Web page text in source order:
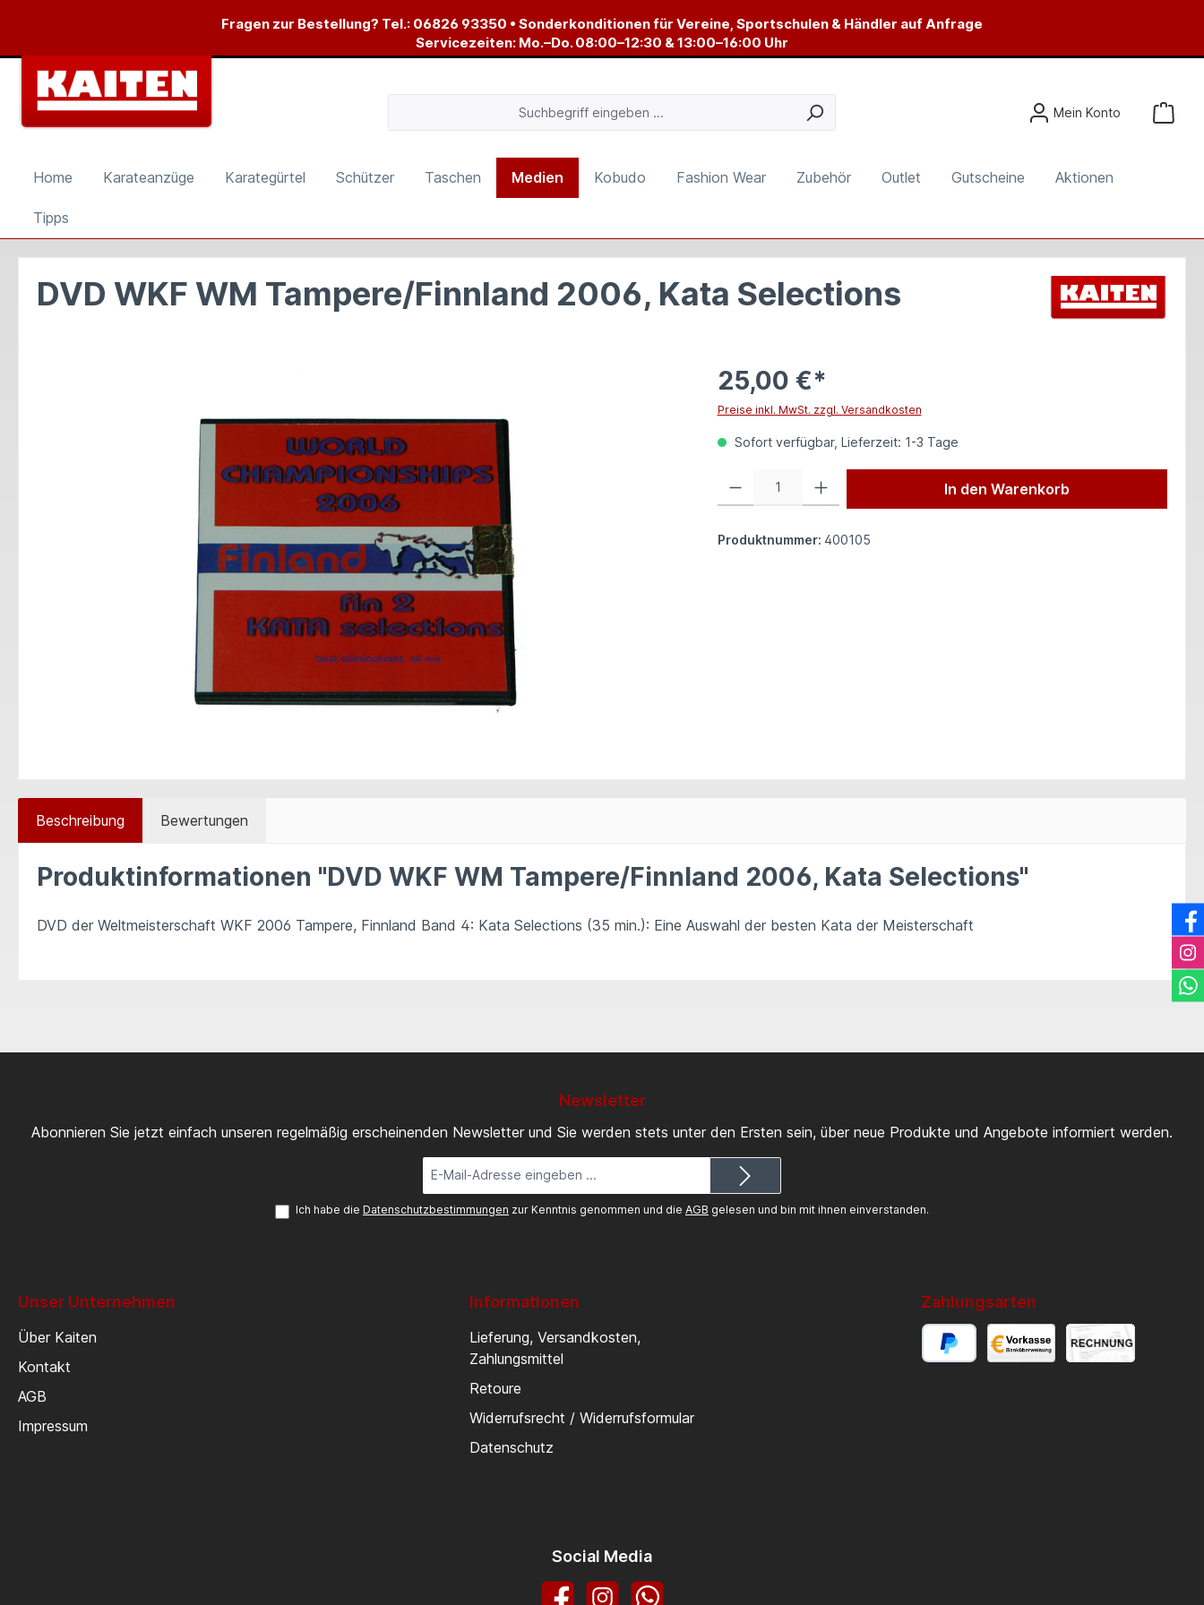
Zur Hauptnavigation springenFragen zur Bestellung? Tel.: 06826 93350 • Sonderkonditionen für Vereine, Sportschulen & Händler auf Anfrage
Servicezeiten: Mo.–Do. 08:00–12:30 & 13:00–16:00 Uhr
Mein Konto
Home Karateanzüge Karategürtel Schützer Taschen Medien Kobudo Fashion Wear Zubehör Outlet Gutscheine Aktionen
Tipps
DVD WKF WM Tampere/Finnland 2006, Kata Selections
25,00 €*
Preise inkl. MwSt. zzgl. Versandkosten
Sofort verfügbar, Lieferzeit: 1-3 Tage
In den Warenkorb
Produktnummer: 400105
Beschreibung Bewertungen
Produktinformationen "DVD WKF WM Tampere/Finnland 2006, Kata Selections"
DVD der Weltmeisterschaft WKF 2006 Tampere, Finnland Band 4: Kata Selections (35 min.): Eine Auswahl der besten Kata der Meisterschaft
Newsletter
Abonnieren Sie jetzt einfach unseren regelmäßig erscheinenden Newsletter und Sie werden stets unter den Ersten sein, über neue Produkte und Angebote informiert werden.
Mail-
Adresse*
Ich habe die Datenschutzbestimmungen zur Kenntnis genommen und die AGB gelesen und bin mit ihnen einverstanden.
Unser Unternehmen
Über Kaiten
Kontakt
AGB
Impressum
Informationen
Lieferung, Versandkosten,
Zahlungsmittel
Retoure
Widerrufsrecht / Widerrufsformular
Datenschutz
Zahlungsarten
Social Media